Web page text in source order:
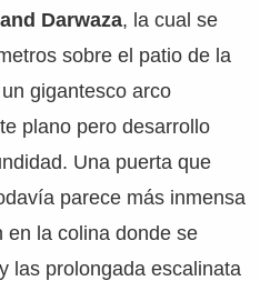
Darwaza, la cual se
sobre el patio de la
gigantesco arco
plano pero desarrollo
Una puerta que
parece más inmensa
en la colina donde se
las prolongada escalinata